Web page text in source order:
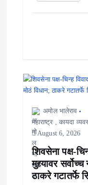
अमोल भालेराव
महाराष्ट्र ,कायदा
August 6, 2026
शिवसेना पक्ष-
मुद्द्यावर
ठाकरे गटातर्फे